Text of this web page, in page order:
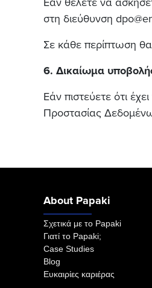
στη διεύθυνση
Σε κάθε περίπτωση
6. Δικαίωμα
Εάν πιστεύετε ότι
Προστασίας
About Papaki
Σχετικά με το Papaki
Γιατί το Papaki;
Case Studies
Blog
Ευκαιρίες καριέρας